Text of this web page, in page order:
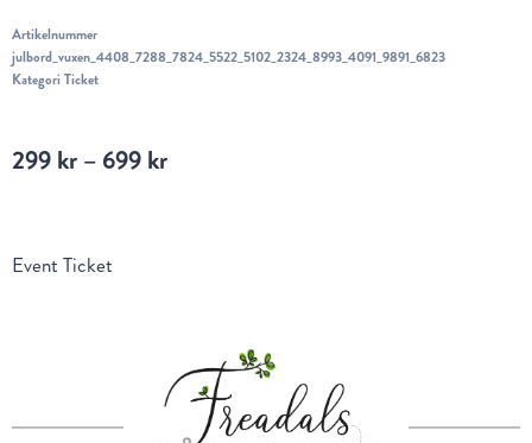
Artikelnummer
julbord_vuxen_4408_7288_7824_5522_5102_2324_8993_4091_9891_6823
Kategori Ticket
299 kr – 699 kr
Event Ticket